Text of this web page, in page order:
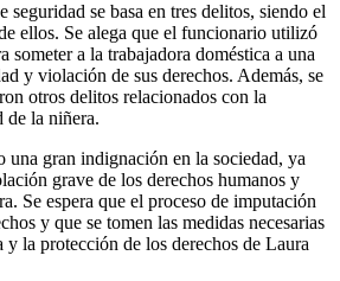
se basa en tres delitos, siendo el
ellos. Se alega que el funcionario utilizó
someter a la trabajadora doméstica a una
y violación de sus derechos. Además, se
otros delitos relacionados con la
la niñera.
una gran indignación en la sociedad, ya
grave de los derechos humanos y
Se espera que el proceso de imputación
y que se tomen las medidas necesarias
y la protección de los derechos de Laura